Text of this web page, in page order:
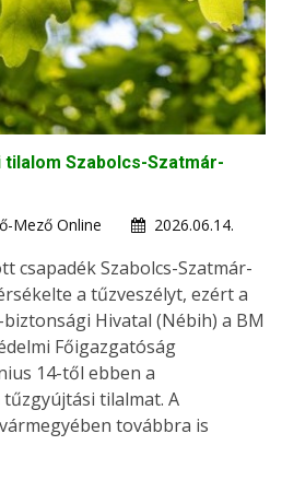
Szabolcs-Szatmár-
Mező Online
2026.06.14.
csapadék Szabolcs-Szatmár-
a tűzveszélyt, ezért a
Hivatal (Nébih) a BM
Főigazgatóság
14-től ebben a
tilalmat. A
továbbra is